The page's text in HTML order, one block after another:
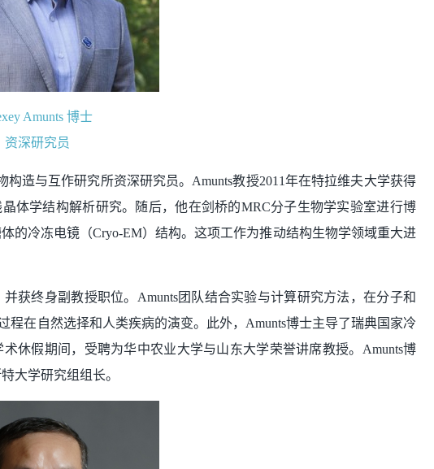
Amunts 博士
资深研究员
造与互作研究所资深研究员。Amunts教授2011年在特拉维夫大学获得
体学结构解析研究。随后，他在剑桥的MRC分子生物学实验室进行博
的冷冻电镜（Cryo-EM）结构。这项工作为推动结构生物学领域重大进
获终身副教授职位。Amunts团队结合实验与计算研究方法，在分子和
在自然选择和人类疾病的演变。此外，Amunts博士主导了瑞典国家冷
休假期间，受聘为华中农业大学与山东大学荣誉讲席教授。Amunts博
大学研究组组长。